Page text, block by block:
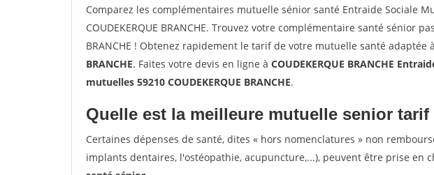
Comparez les complémentaires mutuelle sénior santé Entraide Sociale
COUDEKERQUE BRANCHE. Trouvez votre complémentaire santé sénior
BRANCHE ! Obtenez rapidement le tarif de votre mutuelle santé adaptée
BRANCHE. Faites votre devis en ligne à COUDEKERQUE BRANCHE
mutuelles 59210 COUDEKERQUE BRANCHE.
Quelle est la meilleure mutuelle senior tarif
Certaines dépenses de santé, dites « hors nomenclatures » non
implants dentaires, l'ostéopathie, acupuncture,...), peuvent être prise en